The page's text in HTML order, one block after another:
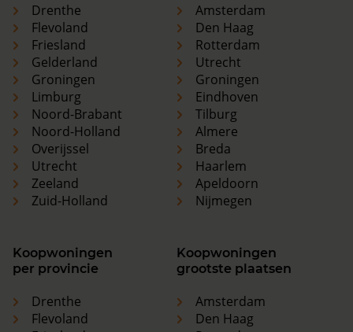
Drenthe
Flevoland
Friesland
Gelderland
Groningen
Limburg
Noord-Brabant
Noord-Holland
Overijssel
Utrecht
Zeeland
Zuid-Holland
Amsterdam
Den Haag
Rotterdam
Utrecht
Groningen
Eindhoven
Tilburg
Almere
Breda
Haarlem
Apeldoorn
Nijmegen
Koopwoningen
per provincie
Drenthe
Flevoland
Koopwoningen
grootste plaatsen
Amsterdam
Den Haag